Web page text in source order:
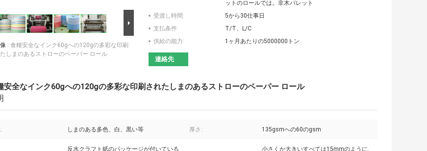
: 食糧安全なインク60gへの120gの多彩な印刷
しまのあるストローのペーパー ロール
ットのロールでは。非木パレット
受渡し時間:
5から30仕事日
支払条件:
T/T、L/C
供給の能力:
1ヶ月あたりの5000000トン
連絡先
安全なインク60gへの120gの多彩な印刷されたしまのあるストローのペーパー ロール
しまのある多色、白、黒い等 厚さ: 135gsmへの60のgsm
反水クラフト紙のパッケージが付いている
小さくか大きいすべては15mmのように、